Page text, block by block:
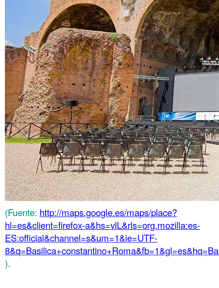
(Fuente: http://maps.google.es/maps/place?
hl=es&client=firefox-a&hs=vlL&rls=org.mozilla:es-
ES:official&channel=s&um=1&ie=UTF-
).